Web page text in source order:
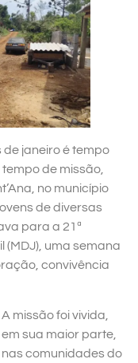
de janeiro é tempo
de missão,
no município
de diversas
para a 21ª
(MDJ), uma semana
convivência
A missão foi vivida,
em sua maior parte,
nas comunidades do